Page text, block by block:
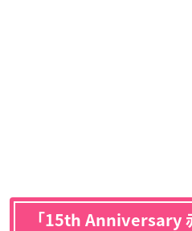
「15th Anniversary